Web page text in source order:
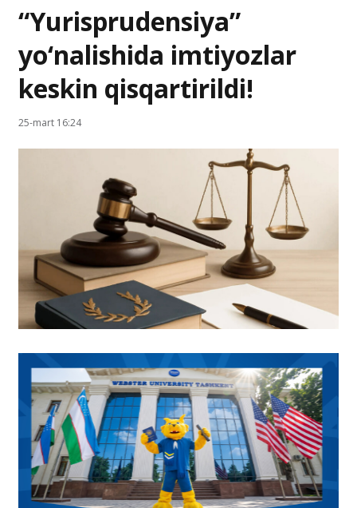
“Yurisprudensiya”
yo‘nalishida imtiyozlar
keskin qisqartirildi!
25-mart 16:24